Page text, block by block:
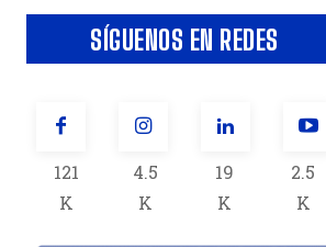
SÍGUENOS EN REDES
121
K
4.5
K
19
K
2.5
K